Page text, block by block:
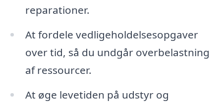
reparationer.
At fordele vedligeholdelsesopgaver
over tid, så du undgår overbelastning
af ressourcer.
At øge levetiden på udstyr og